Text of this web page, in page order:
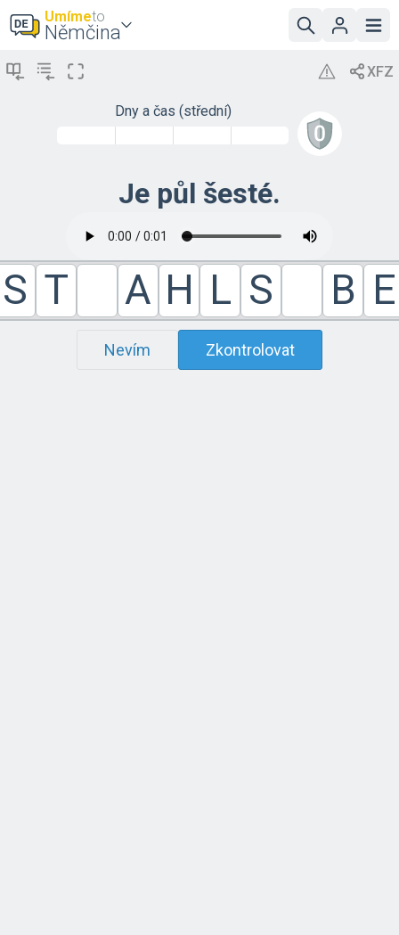
Umímeto
Němčina
Dny a čas (střední)
Je půl šesté.
S T A H L S B E
Nevím Zkontrolovat